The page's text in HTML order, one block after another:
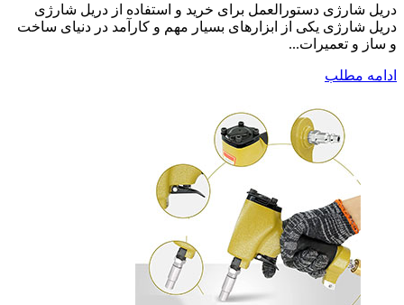
دریل شارژی دستورالعمل برای خرید و استفاده از دریل شارژی
دریل شارژی یکی از ابزارهای بسیار مهم و کارآمد در دنیای ساخت
و ساز و تعمیرات...
ادامه مطلب